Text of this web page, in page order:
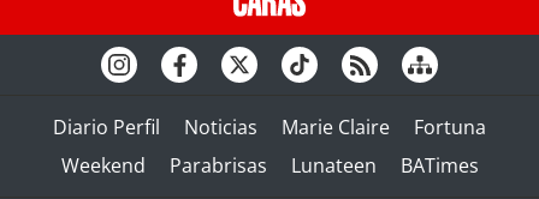
Diario Perfil Noticias Marie Claire
Fortuna
Weekend
Parabrisas Lunateen BATimes